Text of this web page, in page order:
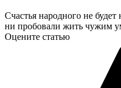
Счастья народного не
ни пробовали жить чужим
Оцените статью